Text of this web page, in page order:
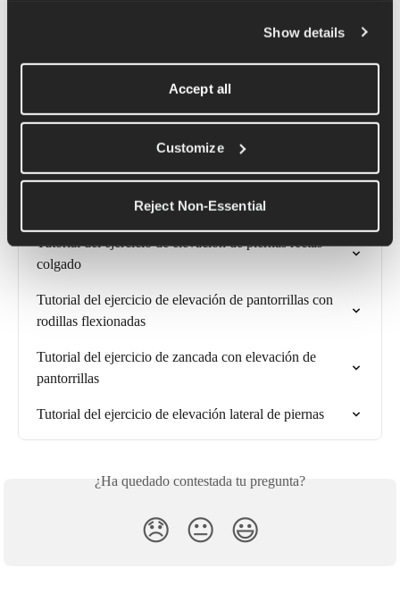
Show details
Accept all
Customize
Reject Non-Essential
toque en el suelo entre las elevaciones de rodilla, siempre y
cuando no empieces a balancearte. Además, puedes intentar
levantar más las rodillas y acercarlas aún más al pecho.
Artículos relacionados
Tutorial de ejercicios de step up y knee drive
Tutorial del ejercicio de elevación de piernas rectas
colgado
Tutorial del ejercicio de elevación de pantorrillas con
rodillas flexionadas
Tutorial del ejercicio de zancada con elevación de
pantorrillas
Tutorial del ejercicio de elevación lateral de piernas
¿Ha quedado contestada tu pregunta?
😞 😐 😃